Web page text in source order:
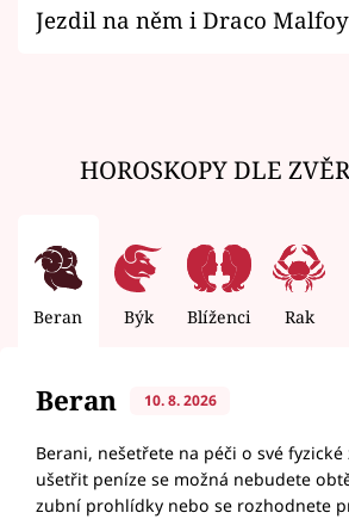
Jezdil na něm i Draco Malfoy
HOROSKOPY DLE
Beran Býk Blíženci Rak
Beran 10. 8. 2026
Berani, nešetřete na péči o své fyzické
ušetřit peníze se možná nebudete
zubní prohlídky nebo se rozhodnete